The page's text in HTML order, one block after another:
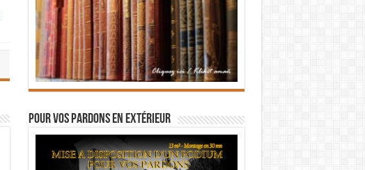
Pour vos pardons en extérieur